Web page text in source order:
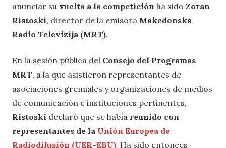
anunciar su vuelta a la competición ha sido Zoran
Ristoski, director de la emisora Makedonska
Radio Televizija (MRT).
En la sesión pública del Consejo del Programas
MRT, a la que asistieron representantes de
asociaciones gremiales y organizaciones de medios
de comunicación e instituciones pertinentes,
Ristoski declaró que se había reunido con
representantes de la Unión Europea de
Radiodifusión (UER-EBU). Ha sido entonces